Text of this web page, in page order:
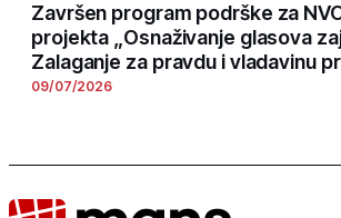
Završen program podrške za
projekta „Osnaživanje glasova
Zalaganje za pravdu i vladavinu
09/07/2026